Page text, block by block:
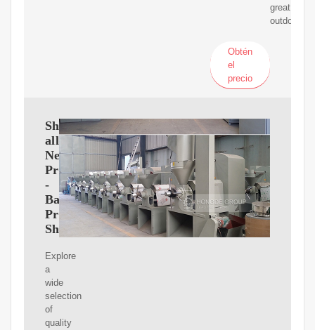
great
outdoors.
Obtén
el
precio
Shop
all
New
Products
-
Bass
Pro
Shops
Explore
a
wide
selection
of
quality